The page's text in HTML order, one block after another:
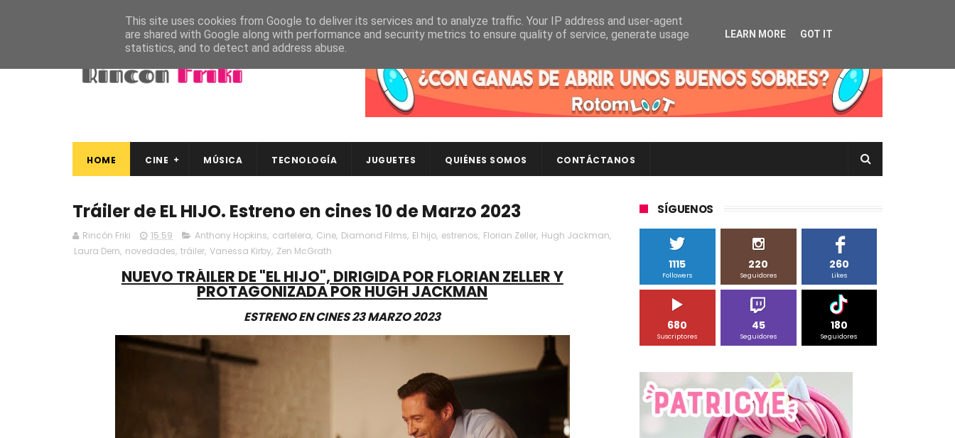
HOME CINE MÚSICA TECNOLOGÍA JUGUETES QUIÉNES SOMOS CONTÁCTANOS
Tráiler de EL HIJO. Estreno en cines 10 de Marzo 2023
Rincón Friki 15:59 Anthony Hopkins, cartelera, Cine, Diamond Films, El hijo, estrenos, Florian Zeller, Hugh Jackman,
Laura Dern, novedades, tráiler, Vanessa Kirby, Zen McGrath
NUEVO TRÁILER DE "EL HIJO", DIRIGIDA POR FLORIAN ZELLER Y
PROTAGONIZADA POR HUGH JACKMAN
ESTRENO EN CINES 23 MARZO 2023
SÍGUENOS
1115
Followers
220
Seguidores
260
Likes
680
Suscriptores
45
Seguidores
180
Seguidores
This site uses cookies from Google to deliver its services and to analyze traffic. Your IP address and user-agent
are shared with Google along with performance and security metrics to ensure quality of service, generate usage
statistics, and to detect and address abuse.
LEARN MORE GOT IT